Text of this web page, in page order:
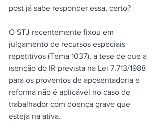
post já sabe responder essa, certo?
O STJ recentemente fixou em
julgamento de recursos especiais
repetitivos (Tema 1037), a tese de que a
isenção do IR prevista na Lei 7.713/1988
para os proventos de aposentadoria e
reforma não é aplicável no caso de
trabalhador com doença grave que
esteja na ativa.